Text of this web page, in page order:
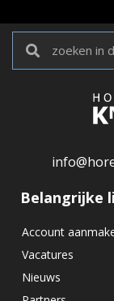
Belangrijke
Account
Vacatures
Nieuws